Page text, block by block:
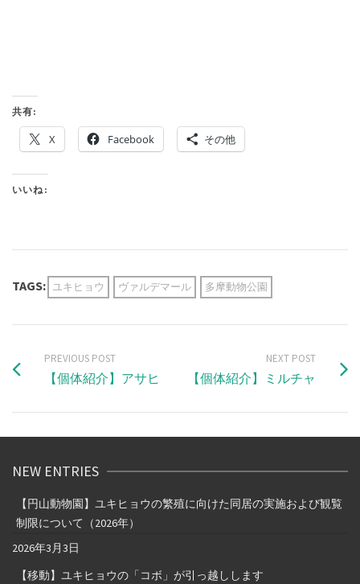
共有:
X Facebook その他
いいね:
TAGS: ユキヒョウ ヴァルデマール 多摩動物公園
PREVIOUS POST
【個体紹介】アサヒ
NEXT POST
【個体紹介】ミルチャ
NEW ENTRIES
【円山動物園】ユキヒョウの繁殖に向けた同居の実施および観覧
制限について（2026年）
2026年3月3日
【移動】ユキヒョウの「コボ」が引っ越しします